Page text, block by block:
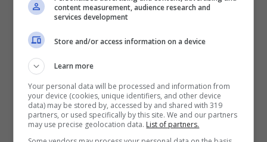
Iscriviti al nostro nuovissimo
canale WHATSAPPe ricevi
ogni giorno storie e video
inediti solo per te
content measurement, audience research and
services development
Store and/or access information on a device
Learn more
Your personal data will be processed and information from
your device (cookies, unique identifiers, and other device
data) may be stored by, accessed by and shared with 319
partners, or used specifically by this site. We and our partners
may use precise geolocation data. List of partners.